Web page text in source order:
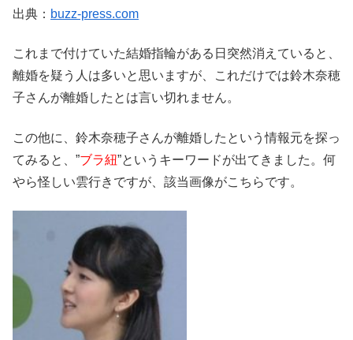
出典： buzz-press.com
これまで付けていた結婚指輪がある日突然消えていると、
離婚を疑う人は多いと思いますが、これだけでは鈴木奈穂
子さんが離婚したとは言い切れません。
この他に、鈴木奈穂子さんが離婚したという情報元を探っ
てみると、”ブラ紐”というキーワードが出てきました。何
やら怪しい雲行きですが、該当画像がこちらです。